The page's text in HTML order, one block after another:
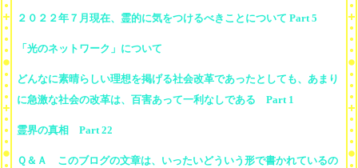
２０２２年７月現在、霊的に気をつけるべきことについて Part 5
「光のネットワーク」について
どんなに素晴らしい理想を掲げる社会改革であったとしても、あまり
に急激な社会の改革は、百害あって一利なしである Part 1
霊界の真相 Part 22
Ｑ＆Ａ このブログの文章は、いったいどういう形で書かれているの